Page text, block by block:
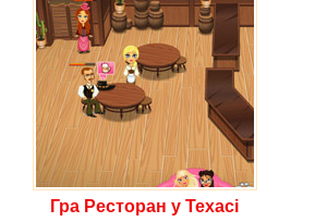
Гра Ресторан у Техасі